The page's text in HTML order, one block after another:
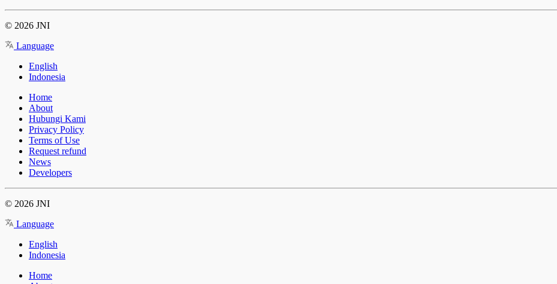
© 2026 JNI
Language
English
Indonesia
Home
About
Hubungi Kami
Privacy Policy
Terms of Use
Request refund
News
Developers
© 2026 JNI
Language
English
Indonesia
Home